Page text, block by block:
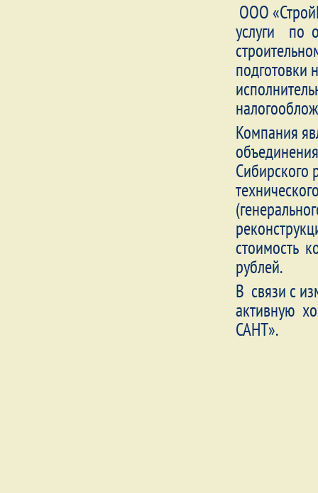
ООО
услуги по
подготовки
Компания
Сибирского
стоимость
рублей.
В связи с
активную
САНТ».